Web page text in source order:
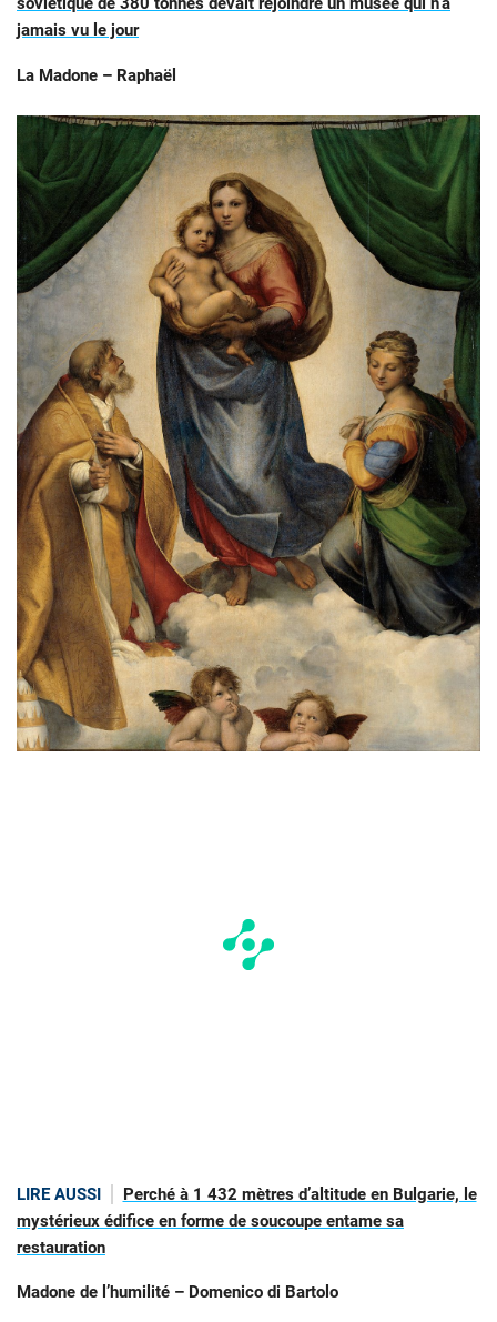
jamais vu le jour
La Madone – Raphaël
LIRE AUSSI
Perché à 1 432 mètres d’altitude en Bulgarie, le
mystérieux édifice en forme de soucoupe entame sa
restauration
Madone de l’humilité – Domenico di Bartolo